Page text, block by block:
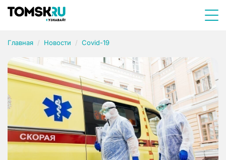
Главная Новости Covid-19